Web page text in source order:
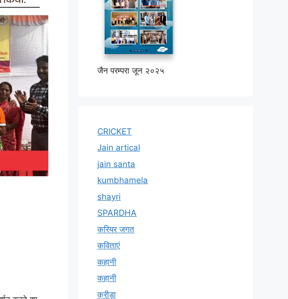
जैन परम्परा जून २०२५
CRICKET
Jain artical
jain santa
kumbhamela
shayri
SPARDHA
करियर जगत
कविताएं
कहानी
कहानी
क्रीड़ा